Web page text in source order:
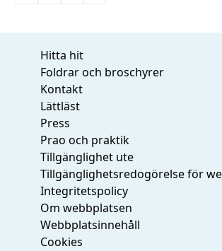
Hitta hit
Foldrar och broschyrer
Kontakt
Lättläst
Press
Prao och praktik
Tillgänglighet ute
Tillgänglighetsredogörelse för
Integritetspolicy
Om webbplatsen
Webbplatsinnehåll
Cookies